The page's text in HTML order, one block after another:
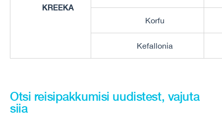
KREEKA
Korfu
Kefallonia
Otsi reisipakkumisi uudistest, vajuta
siia